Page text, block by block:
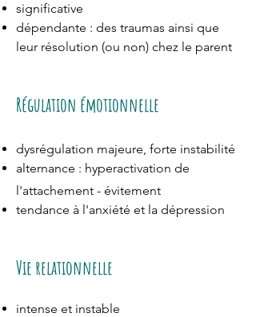
significative
dépendante : des traumas ainsi que
leur résolution (ou non) chez le parent
Régulation émotionnelle
dysrégulation majeure, forte instabilité
alternance : hyperactivation de
l'attachement - évitement
tendance à l'anxiété et la dépression
Vie relationnelle
intense et instable